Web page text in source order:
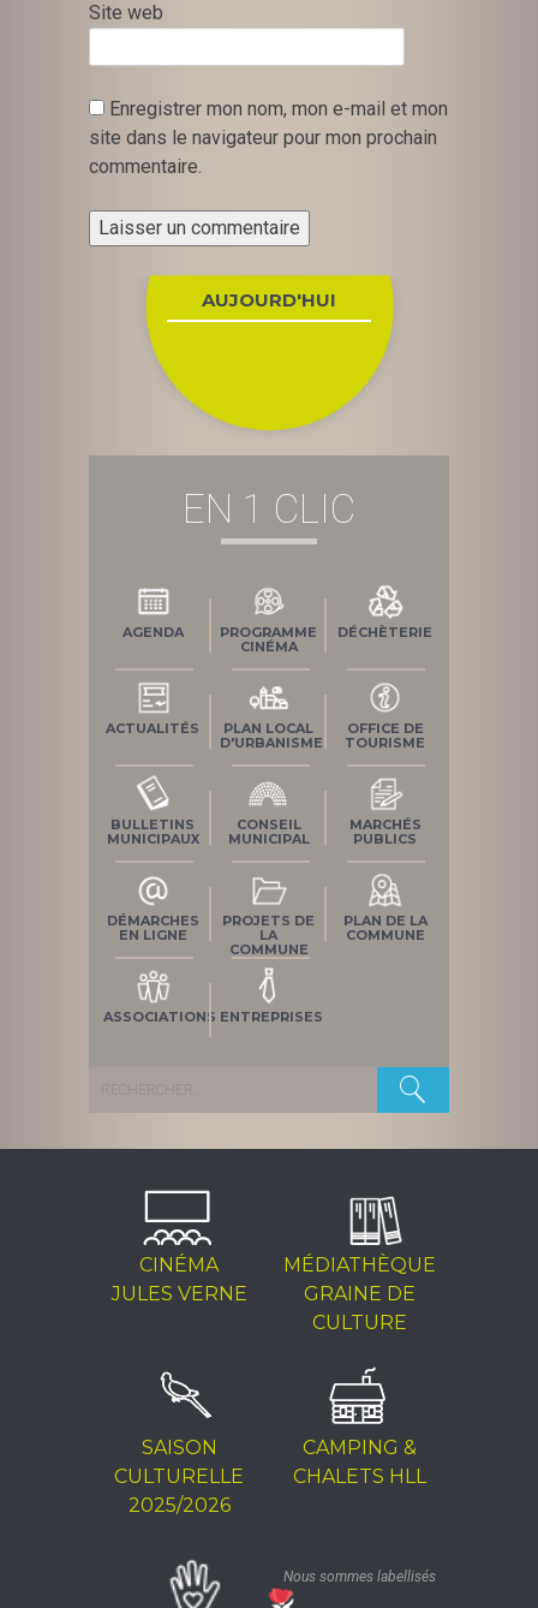
Site web
Enregistrer mon nom, mon e-mail et mon
site dans le navigateur pour mon prochain
commentaire.
AUJOURD'HUI
EN 1 CLIC
AGENDA
PROGRAMME
CINÉMA
DÉCHÈTERIE
ACTUALITÉS
PLAN LOCAL
D'URBANISME
OFFICE DE
TOURISME
BULLETINS
MUNICIPAUX
CONSEIL
MUNICIPAL
MARCHÉS
PUBLICS
DÉMARCHES
EN LIGNE
PROJETS DE
LA
COMMUNE
PLAN DE LA
COMMUNE
ASSOCIATIONS ENTREPRISES
Rechercher :
CINÉMA
JULES VERNE
MÉDIATHÈQUE
GRAINE DE
CULTURE
SAISON
CULTURELLE
2025/2026
CAMPING &
CHALETS HLL
Nous sommes labellisés